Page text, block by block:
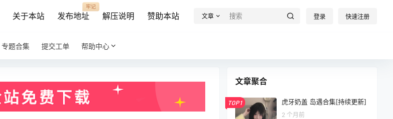
关于本站 发布地址
牢记
解压说明 赞助本站 文章 登录 快速注册
专题合集 提交工单 帮助中心
文章聚合
TOP1 虎牙奶盖 岛遇合集[持续更新]
2 个月前